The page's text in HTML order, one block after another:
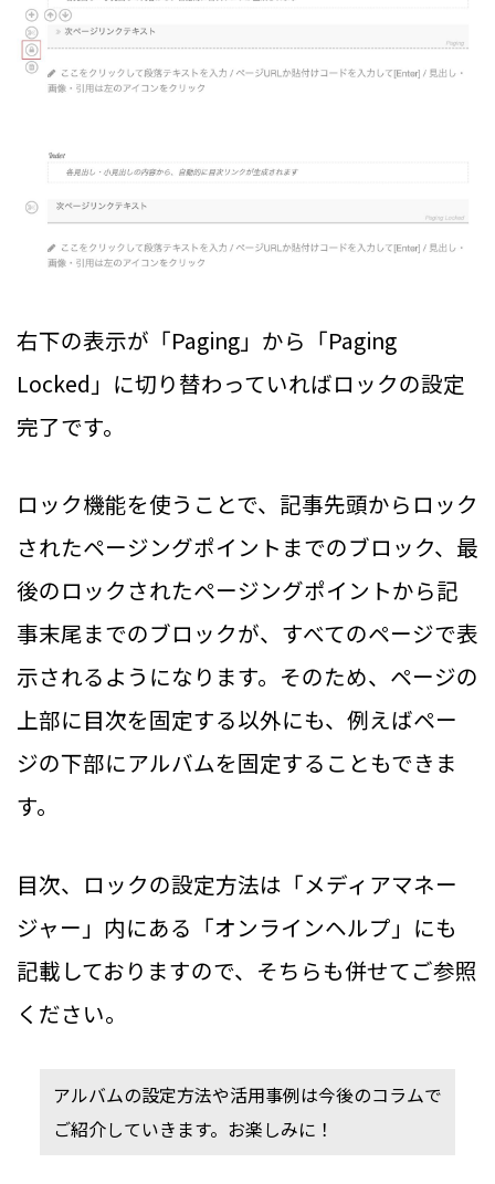
右下の表示が「Paging」から「Paging
Locked」に切り替わっていればロックの設定
完了です。
ロック機能を使うことで、記事先頭からロック
されたページングポイントまでのブロック、最
後のロックされたページングポイントから記
事末尾までのブロックが、すべてのページで表
示されるようになります。そのため、ページの
上部に目次を固定する以外にも、例えばペー
ジの下部にアルバムを固定することもできま
す。
目次、ロックの設定方法は「メディアマネー
ジャー」内にある「オンラインヘルプ」にも
記載しておりますので、そちらも併せてご参照
ください。
アルバムの設定方法や活用事例は今後のコラムで
ご紹介していきます。お楽しみに！